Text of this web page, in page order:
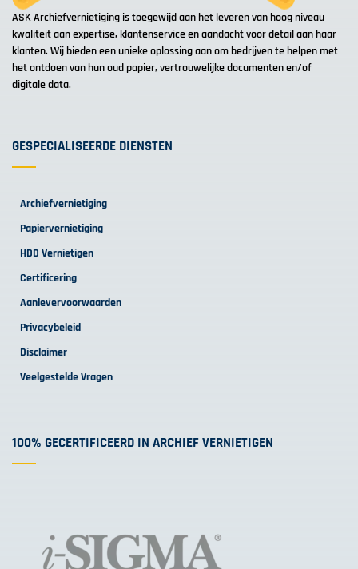
ASK Archiefvernietiging is toegewijd aan het leveren van hoog niveau
kwaliteit aan expertise, klantenservice en aandacht voor detail aan haar
klanten. Wij bieden een unieke oplossing aan om bedrijven te helpen met
het ontdoen van hun oud papier, vertrouwelijke documenten en/of
digitale data.
GESPECIALISEERDE DIENSTEN
Archiefvernietiging
Papiervernietiging
HDD Vernietigen
Certificering
Aanlevervoorwaarden
Privacybeleid
Disclaimer
Veelgestelde Vragen
100% GECERTIFICEERD IN ARCHIEF VERNIETIGEN